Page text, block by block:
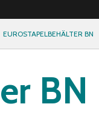
EUROSTAPELBEHÄLTER BN
BN